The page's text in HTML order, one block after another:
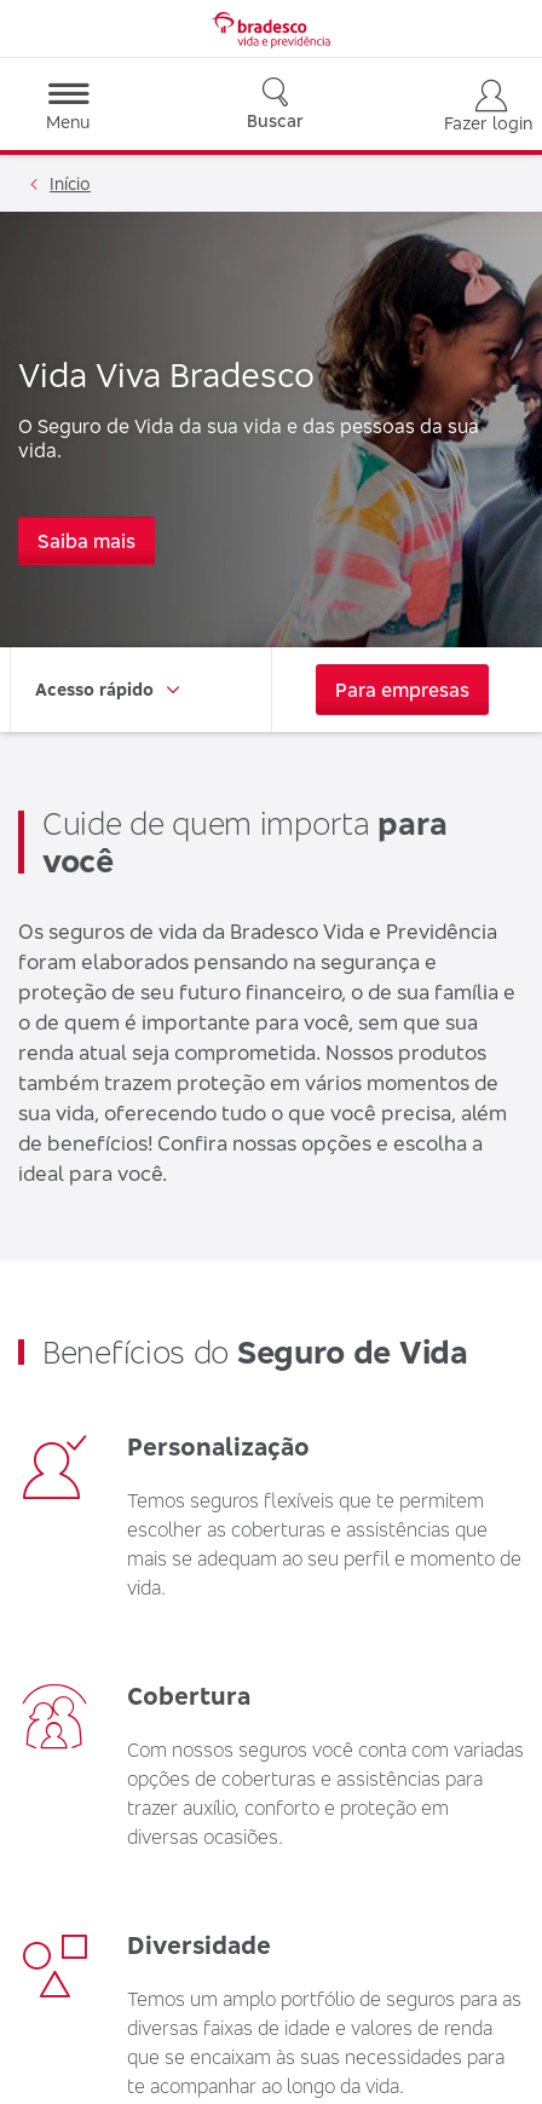
Menu Buscar Fazer login
Início
Vida Viva Bradesco
O Seguro de Vida da sua vida e das pessoas da sua
vida.
Saiba mais
Acesso rápido Para empresas
Cuide de quem importa para
você
Os seguros de vida da Bradesco Vida e Previdência
foram elaborados pensando na segurança e
proteção de seu futuro financeiro, o de sua família e
o de quem é importante para você, sem que sua
renda atual seja comprometida. Nossos produtos
também trazem proteção em vários momentos de
sua vida, oferecendo tudo o que você precisa, além
de benefícios! Confira nossas opções e escolha a
ideal para você.
Benefícios do Seguro de Vida
Personalização
Temos seguros flexíveis que te permitem
escolher as coberturas e assistências que
mais se adequam ao seu perfil e momento de
vida.
Cobertura
Com nossos seguros você conta com variadas
opções de coberturas e assistências para
trazer auxílio, conforto e proteção em
diversas ocasiões.
Diversidade
Temos um amplo portfólio de seguros para as
diversas faixas de idade e valores de renda
que se encaixam às suas necessidades para
te acompanhar ao longo da vida.